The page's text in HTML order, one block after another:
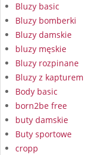
Bluzy basic
Bluzy bomberki
Bluzy damskie
bluzy męskie
Bluzy rozpinane
Bluzy z kapturem
Body basic
born2be free
buty damskie
Buty sportowe
cropp